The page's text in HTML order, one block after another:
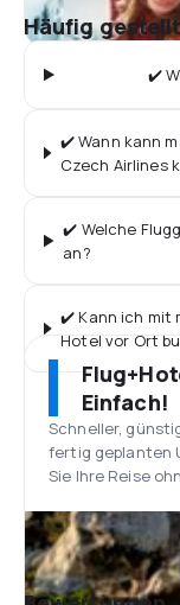
Häufig
✔️
✔️ Wann kann
Czech Airlines
✔️ Welche
an?
✔️ Kann ich mit
Hotel vor Ort
Einfach!
Schneller,
fertig geplanten
Sie Ihre Reise